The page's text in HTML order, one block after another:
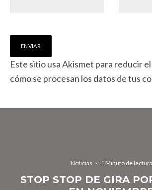
Este sitio usa Akismet para reducir el
cómo se procesan los datos de tus
Noticias · 1 Minuto de lectura
STOP STOP DE GIRA